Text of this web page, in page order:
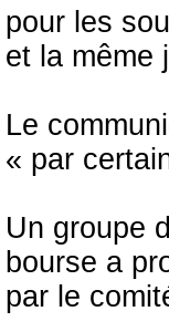
pour les
et la même
Le
« par
Un groupe
bourse a
par le